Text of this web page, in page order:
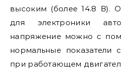
высоким (более 14.8 В).
для электроники
напряжение можно с
нормальные показатели
при работающем